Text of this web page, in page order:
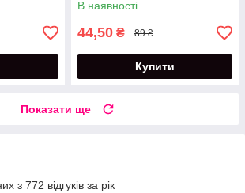
В наявності
44,50 ₴ 89 ₴
Купити
Показати ще
з 772 відгуків за рік